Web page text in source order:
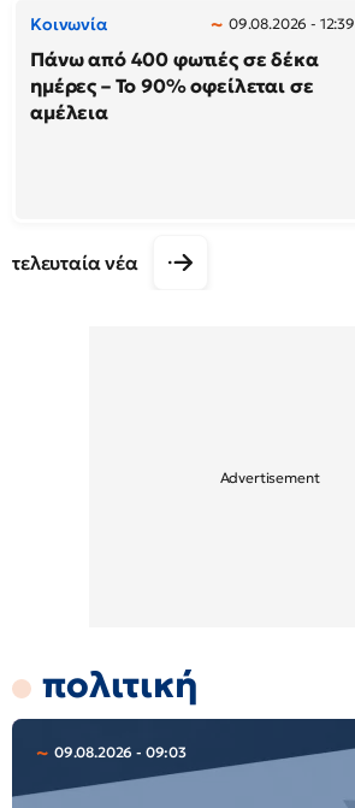
Κοινωνία 09.08.2026 - 12:39
Πάνω από 400 φωτιές σε δέκα
ημέρες – Το 90% οφείλεται σε
αμέλεια
τελευταία νέα
πολιτική
09.08.2026 - 09:03